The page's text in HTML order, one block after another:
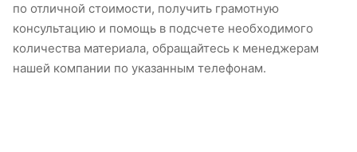
по отличной стоимости, получить грамотную
консультацию и помощь в подсчете необходимого
количества материала, обращайтесь к менеджерам
нашей компании по указанным телефонам.